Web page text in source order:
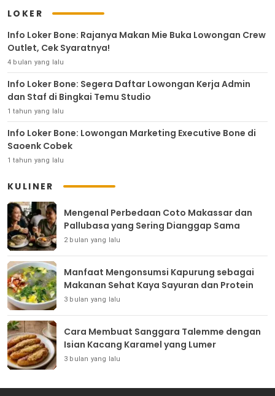
LOKER
Info Loker Bone: Rajanya Makan Mie Buka Lowongan Crew
Outlet, Cek Syaratnya!
4 bulan yang lalu
Info Loker Bone: Segera Daftar Lowongan Kerja Admin
dan Staf di Bingkai Temu Studio
1 tahun yang lalu
Info Loker Bone: Lowongan Marketing Executive Bone di
Saoenk Cobek
1 tahun yang lalu
KULINER
Mengenal Perbedaan Coto Makassar dan
Pallubasa yang Sering Dianggap Sama
2 bulan yang lalu
Manfaat Mengonsumsi Kapurung sebagai
Makanan Sehat Kaya Sayuran dan Protein
3 bulan yang lalu
Cara Membuat Sanggara Talemme dengan
Isian Kacang Karamel yang Lumer
3 bulan yang lalu